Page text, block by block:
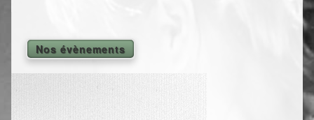
Yoga
L’état optimal
Nos évènements